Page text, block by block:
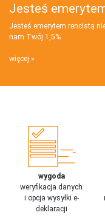
Jesteś
Jesteś emerytem rencistą
nam Twój 1,5%
więcej
wygoda
weryfikacja danych
i opcja wysyłki e-
deklaracji